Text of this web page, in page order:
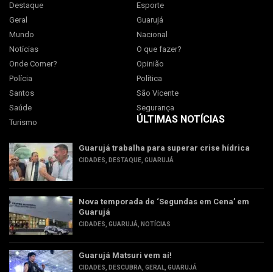
Destaque
Esporte
Geral
Guarujá
Mundo
Nacional
Notícias
O que fazer?
Onde Comer?
Opinião
Polícia
Política
Santos
São Vicente
Saúde
Segurança
Turismo
ÚLTIMAS NOTÍCIAS
Guarujá trabalha para superar crise hídrica
CIDADES DESTAQUE GUARUJÁ
Nova temporada de ‘Segundas em Cena’ em
Guarujá
CIDADES GUARUJÁ NOTÍCIAS
Guarujá Matsuri vem aí!
CIDADES DESCUBRA GERAL GUARUJÁ